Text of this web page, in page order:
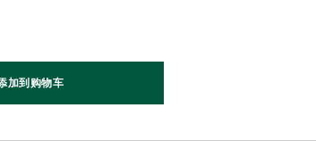
加到购物车